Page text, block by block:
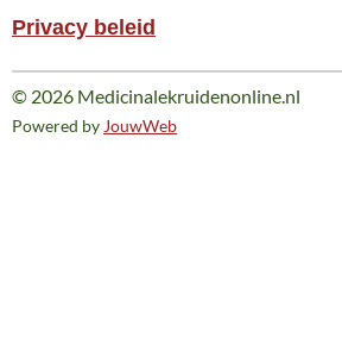
Privacy beleid
© 2026 Medicinalekruidenonline.nl
Powered by JouwWeb